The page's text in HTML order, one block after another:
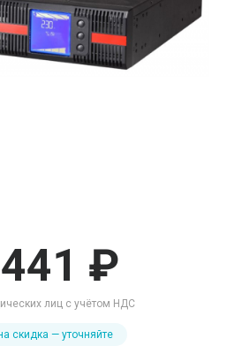
₽
лиц с учётом НДС
скидка — уточняйте